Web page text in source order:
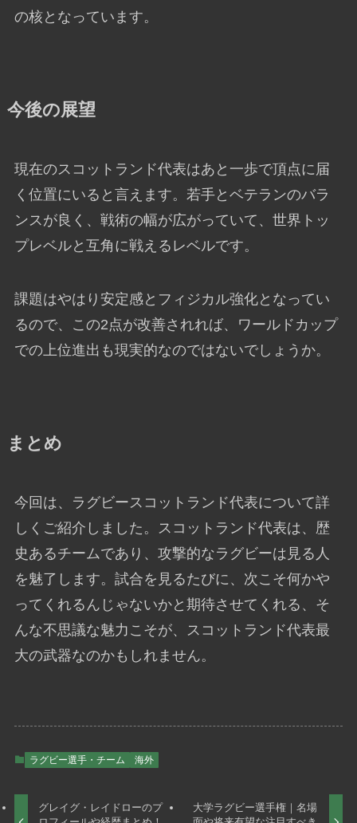
の核となっています。
今後の展望
現在のスコットランド代表はあと一歩で頂点に届
く位置にいると言えます。若手とベテランのバラ
ンスが良く、戦術の幅が広がっていて、世界トッ
プレベルと互角に戦えるレベルです。
課題はやはり安定感とフィジカル強化となってい
るので、この2点が改善されれば、ワールドカップ
での上位進出も現実的なのではないでしょうか。
まとめ
今回は、ラグビースコットランド代表について詳
しくご紹介しました。スコットランド代表は、歴
史あるチームであり、攻撃的なラグビーは見る人
を魅了します。試合を見るたびに、次こそ何かや
ってくれるんじゃないかと期待させてくれる、そ
んな不思議な魅力こそが、スコットランド代表最
大の武器なのかもしれません。
ラグビー選手・チーム 海外
グレイグ・レイドローのプ
大学ラグビー選手権｜名場